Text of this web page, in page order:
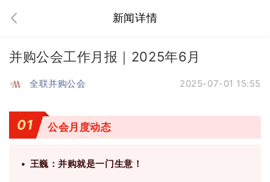
新闻详情
并购公会工作月报｜2025年6月
全联并购公会 2025-07-01 15:55
01 公会月度动态
• 王巍：并购就是一门生意！